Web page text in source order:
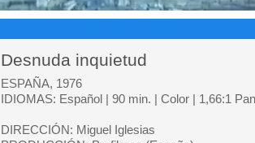
Desnuda inquietud
ESPAÑA, 1976
IDIOMAS: Español | 90 min. | Color | 1,66:1
DIRECCIÓN: Miguel Iglesias